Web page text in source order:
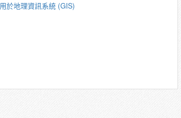
於地理資訊系統 (GIS)